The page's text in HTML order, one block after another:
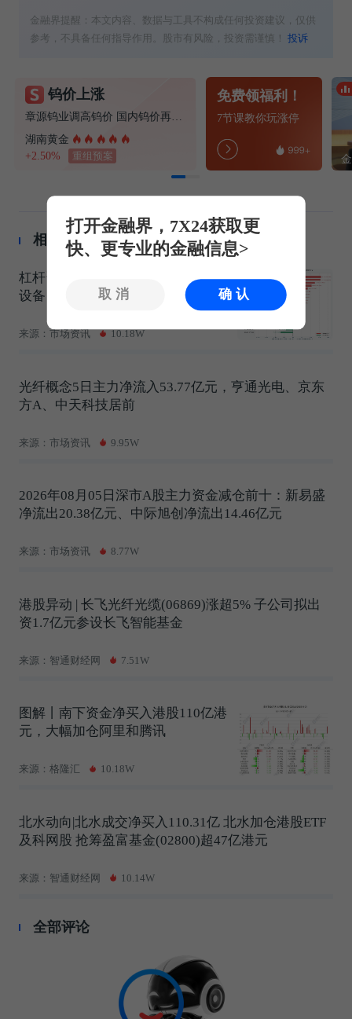
金融界提醒：本文内容、数据与工具不构成任何投资建议，仅供
参考，不具备任何指导作用。股市有风险，投资需谨慎！投诉
钨价上涨
湖南黄金
+2.50%
重组预案
免费领福利！
7节课教你玩涨停
相关推荐
杠杆资金大调仓！融资客净买入通信
设备、半导体，净卖出软件开发、IT
来源：市场资讯 10.18W
光纤概念5日主力净流入53.77亿元，亨通光电、京东
方A、中天科技居前
来源：市场资讯 9.95W
2026年08月05日深市A股主力资金减仓前十：新易盛
净流出20.38亿元、中际旭创净流出14.46亿元
来源：市场资讯 8.77W
港股异动 | 长飞光纤光缆(06869)涨超5% 子公司拟出
资1.7亿元参设长飞智能基金
来源：智通财经网 7.51W
图解丨南下资金净买入港股110亿港
元，大幅加仓阿里和腾讯
来源：格隆汇 10.18W
北水动向|北水成交净买入110.31亿 北水加仓港股ETF
及科网股 抢筹盈富基金(02800)超47亿港元
来源：智通财经网 10.14W
全部评论
打开金融界，7X24获取更
快、更专业的金融信息>
取消 确认